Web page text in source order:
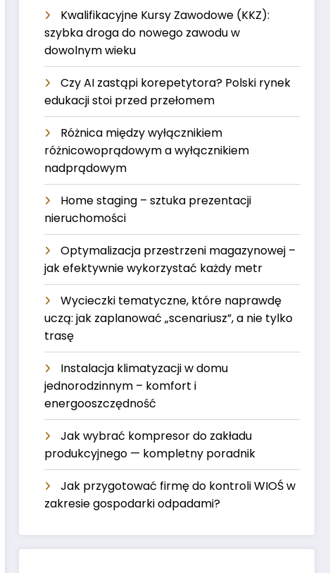
Kwalifikacyjne Kursy Zawodowe (KKZ):
szybka droga do nowego zawodu w
dowolnym wieku
Czy AI zastąpi korepetytora? Polski rynek
edukacji stoi przed przełomem
Różnica między wyłącznikiem
różnicowoprądowym a wyłącznikiem
nadprądowym
Home staging – sztuka prezentacji
nieruchomości
Optymalizacja przestrzeni magazynowej –
jak efektywnie wykorzystać każdy metr
Wycieczki tematyczne, które naprawdę
uczą: jak zaplanować „scenariusz”, a nie tylko
trasę
Instalacja klimatyzacji w domu
jednorodzinnym – komfort i
energooszczędność
Jak wybrać kompresor do zakładu
produkcyjnego — kompletny poradnik
Jak przygotować firmę do kontroli WIOŚ w
zakresie gospodarki odpadami?